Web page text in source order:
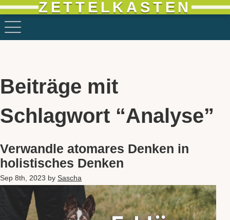
ZETTELKASTEN
Beiträge mit
Schlagwort “Analyse”
Verwandle atomares Denken in
holistisches Denken
Sep 8th, 2023 by Sascha